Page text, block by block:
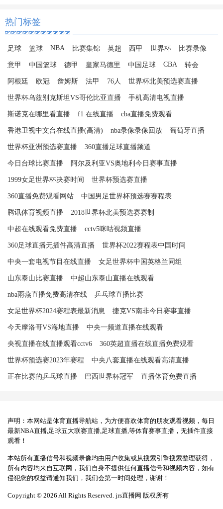
热门标签
足球 篮球 NBA 比赛集锦 英超 西甲 世界杯 比赛录像
意甲 中国篮球 德甲 皇家马德里 中国足球 CBA 转会
阿根廷 欧冠 詹姆斯 法甲 76人 世界杯北美预选赛直播
世界杯乌兹别克斯坦VS哥伦比亚直播 手机高清电视直播
斯诺克在哪里看直播 f1 在线直播 cba直播免费观看
香港卫视中文台在线直播(高清) nba录像录像回放 葡萄牙直播
世界杯亚洲预选赛直播 360直播足球直播频道
今日台球比赛直播 阿尔及利亚VS奥地利今日赛事直播
1999女足世界杯决赛时间 世界杯预选赛直播
360直播免费观看网站 中国男足世界杯预选赛赛程表
腾讯体育视频直播 2018世界杯北美预选赛赛制
中超在线观看免费直播 cctv5咪咕视频直播
360足球直播无插件高清直播 世界杯2022赛程表中国时间
中央一套电视节目在线直播 女足世界杯中国英格兰同组
山东泰山比赛直播 中超山东泰山直播在线观看
nba雨燕直播免费高清在线 乒乓球直播比赛
女足世界杯2024赛程表最新消息 捷克VS南非今日赛事直播
今天摩洛哥VS海地直播 中央一频道直播在线观看
央视直播在线直播观看cctv6 360英超直播在线直播免费观看
世界杯预选赛2023年赛程 中央八套直播在线观看高清直播
正在比赛的乒乓球直播 巴西世界杯冠军 直播体育免费直播
声明：本网站是体育直播导航站，为方便喜欢体育的朋友观看视频，每日
最新NBA直播,足球五大联赛直播,足球直播,等体育赛事直播，无插件直接
观看！
本站所有直播信号和视频录像均由用户收集或从搜索引擎搜索整理获得，
所有内容均来自互联网，我们自身不提供任何直播信号和视频内容，如有
侵犯您的权益请通知我们，我们会第一时间处理，谢谢！
Copyright © 2026 All Rights Reserved. jrs直播网 版权所有